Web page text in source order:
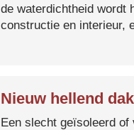
de waterdichtheid wordt
constructie en interieur,
Nieuw hellend
Een slecht geïsoleerd